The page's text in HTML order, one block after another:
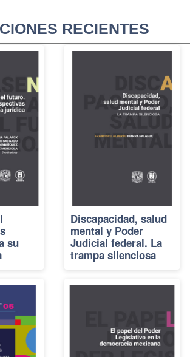
RECIENTES
su
Discapacidad, salud
mental y Poder
Judicial federal. La
trampa silenciosa